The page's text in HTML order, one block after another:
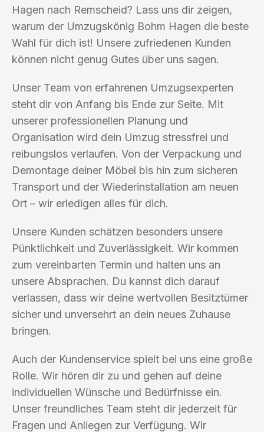
Hagen nach Remscheid? Lass uns dir zeigen,
warum der Umzugskönig Bohm Hagen die beste
Wahl für dich ist! Unsere zufriedenen Kunden
können nicht genug Gutes über uns sagen.
Unser Team von erfahrenen Umzugsexperten
steht dir von Anfang bis Ende zur Seite. Mit
unserer professionellen Planung und
Organisation wird dein Umzug stressfrei und
reibungslos verlaufen. Von der Verpackung und
Demontage deiner Möbel bis hin zum sicheren
Transport und der Wiederinstallation am neuen
Ort – wir erledigen alles für dich.
Unsere Kunden schätzen besonders unsere
Pünktlichkeit und Zuverlässigkeit. Wir kommen
zum vereinbarten Termin und halten uns an
unsere Absprachen. Du kannst dich darauf
verlassen, dass wir deine wertvollen Besitztümer
sicher und unversehrt an dein neues Zuhause
bringen.
Auch der Kundenservice spielt bei uns eine große
Rolle. Wir hören dir zu und gehen auf deine
individuellen Wünsche und Bedürfnisse ein.
Unser freundliches Team steht dir jederzeit für
Fragen und Anliegen zur Verfügung. Wir